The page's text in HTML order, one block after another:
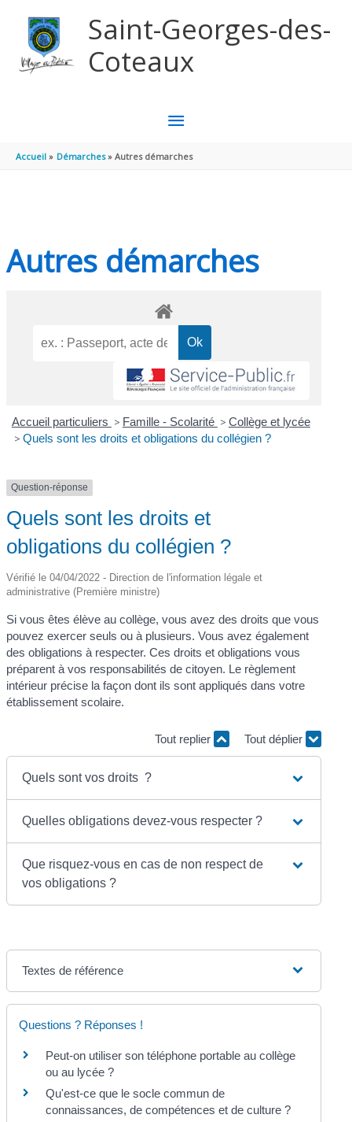
Saint-Georges-des-
Coteaux
MENU
PRINCIPAL
Accueil Démarches Autres démarches
Autres démarches
Accueil particuliers > Famille - Scolarité > Collège et lycée
> Quels sont les droits et obligations du collégien ?
Question-réponse
Quels sont les droits et
obligations du collégien ?
Vérifié le 04/04/2022 - Direction de l'information légale et
administrative (Première ministre)
Si vous êtes élève au collège, vous avez des droits que vous
pouvez exercer seuls ou à plusieurs. Vous avez également
des obligations à respecter. Ces droits et obligations vous
préparent à vos responsabilités de citoyen. Le règlement
intérieur précise la façon dont ils sont appliqués dans votre
établissement scolaire.
Tout replier Tout déplier
Quels sont vos droits ?
Quelles obligations devez-vous respecter ?
Que risquez-vous en cas de non respect de
vos obligations ?
Textes de référence
Questions ? Réponses !
Peut-on utiliser son téléphone portable au collège
ou au lycée ?
Qu'est-ce que le socle commun de
connaissances, de compétences et de culture ?